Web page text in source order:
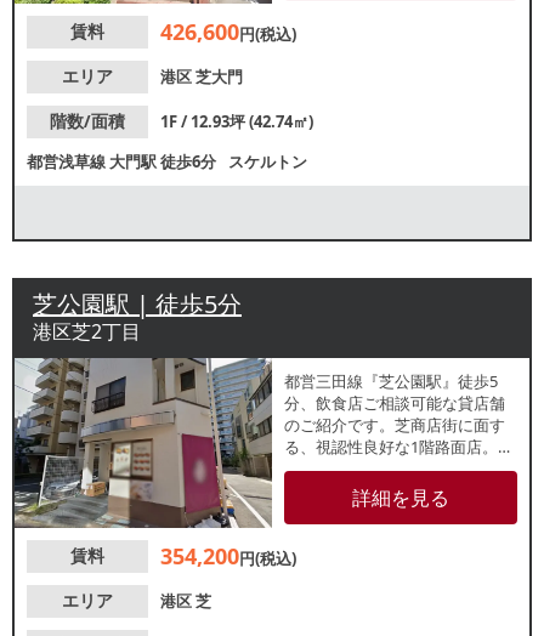
談となりますが、業種等お気軽
賃料 426,600円(税込)
エリア
港区芝大門
階数/面積
1F / 12.93坪 (42.74㎡)
都営浅草線 大門駅徒歩6分 スケルトン
芝公園駅 | 徒歩5分
港区芝2丁目
都営三田線『芝公園駅』徒歩5
分、飲食店ご相談可能な貸店舗
のご紹介です。芝商店街に面す
る、視認性良好な1階路面店。周
辺は、中華料理屋やカフェなど
多数飲食店が盛業中です。諸条
件等、お気軽にお問い合わせく
詳細を見る
賃料 354,200円(税込)
エリア
港区芝